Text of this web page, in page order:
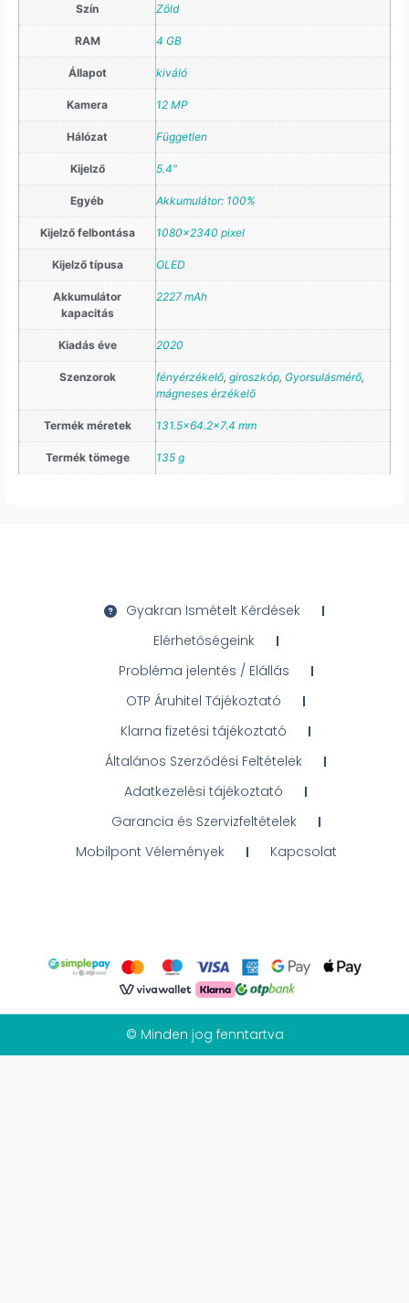
Szín Zöld
RAM 4 GB
Állapot kiváló
Kamera 12 MP
Hálózat Független
Kijelző 5.4"
Egyéb Akkumulátor: 100%
Kijelző felbontása 1080×2340 pixel
Kijelző típusa OLED
Akkumulátor
kapacitás
2227 mAh
Kiadás éve 2020
Szenzorok fényérzékelő, giroszkóp, Gyorsulásmérő,
mágneses érzékelő
Termék méretek 131.5×64.2×7.4 mm
Termék tömege 135 g
Gyakran Ismételt Kérdések
Elérhetőségeink
Probléma jelentés / Elállás
OTP Áruhitel Tájékoztató
Klarna fizetési tájékoztató
Általános Szerződési Feltételek
Adatkezelési tájékoztató
Garancia és Szervizfeltételek
Mobilpont Vélemények
Kapcsolat
© Minden jog fenntartva